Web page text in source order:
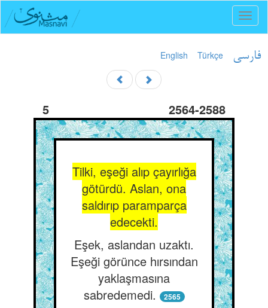
English Türkçe فارسی
5 2564-2588
Tilki, eşeği alıp çayırlığa
götürdü. Aslan, ona
saldırıp paramparça
edecekti.
Eşek, aslandan uzaktı.
Eşeği görünce hırsından
yaklaşmasına
sabredemedi.
2565